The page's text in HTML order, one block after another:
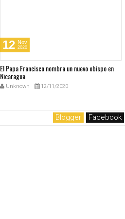
12 Nov
2020
El Papa Francisco nombra un nuevo obispo en
Nicaragua
Unknown 12/11/2020
Blogger Facebook